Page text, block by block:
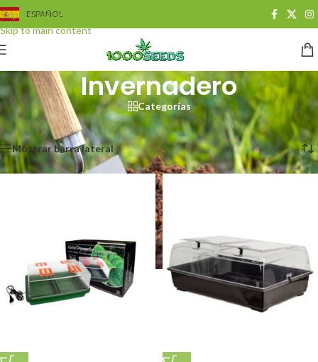
Skip to navigation
Skip to main content
ESPAÑOL
Invernadero
Categorías
Start/Growshop/Gewächshaus Alle 12 Ergebnisse werden angezeigt
Mostrar barra lateral